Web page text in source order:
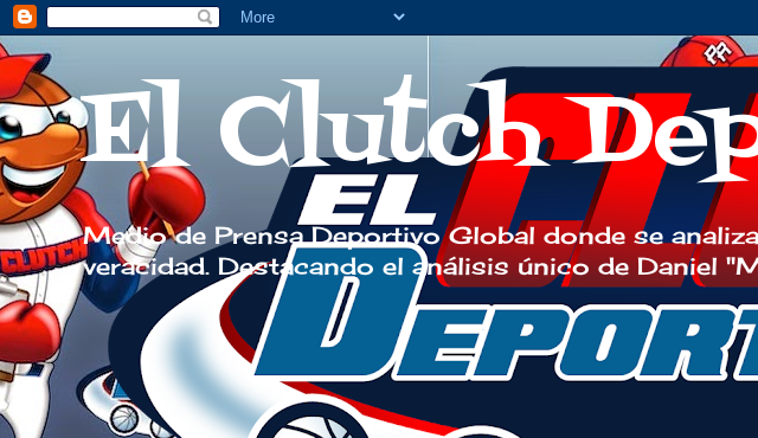
El Clutch
Medio de Prensa Deportivo Global donde se
veracidad. Destacando el análisis único de Daniel